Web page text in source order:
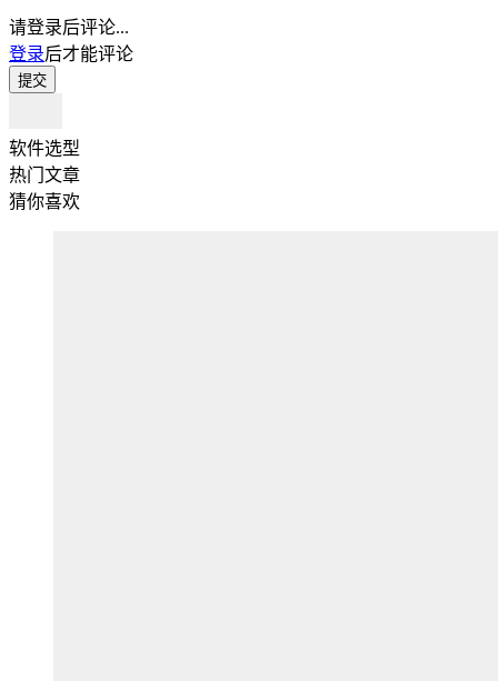
请登录后评论...
登录后才能评论
提交
软件选型
热门文章
猜你喜欢